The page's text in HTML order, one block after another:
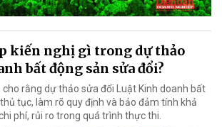
kiến nghị gì trong dự thảo
bất động sản sửa đổi?
cho rằng dự thảo sửa đổi Luật Kinh doanh bất
tục, làm rõ quy định và bảo đảm tính khả
phí, rủi ro trong quá trình thực thi.